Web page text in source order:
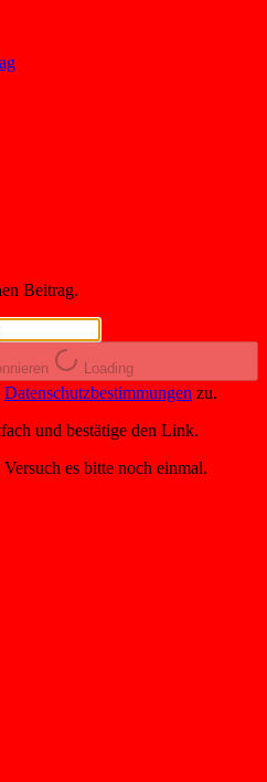
Beitrag.
Loading
Datenschutzbestimmungen zu.
und bestätige den Link.
es bitte noch einmal.